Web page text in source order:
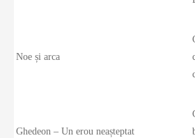
Noe și arca
Ghedeon – Un erou neașteptat